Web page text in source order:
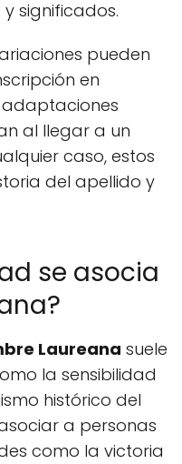
significados.
pueden
en
al llegar a un
caso, estos
del apellido y
se asocia
Laureana suele
la sensibilidad
histórico del
a personas
como la victoria